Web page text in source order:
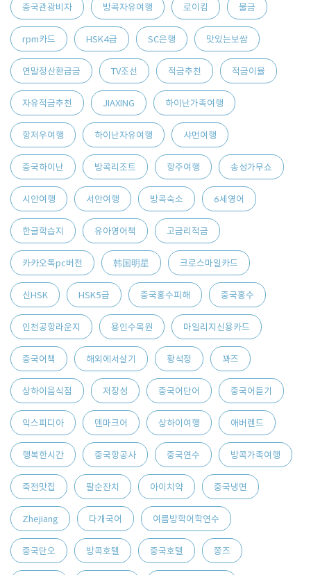
중국관광비자 방콕자유여행 로이킴 불금
rpm카드 HSK4급 SC은행 맛있는보쌈
연말정산환급금 TV조선 적금추천 적금이율
자유적금추천 JIAXING 하이난가족여행
항저우여행 하이난자유여행 샤먼여행
중국하이난 방콕리조트 항주여행 송성가무쇼
시안여행 서안여행 방콕숙소 6세영어
한글학습지 유아영어책 고금리적금
카카오톡pc버전 韩国明星 크로스마일카드
신HSK HSK5급 중국홍수피해 중국홍수
인천공항라운지 용인수목원 마일리지신용카드
중국어책 해외에서살기 황석정 꽈즈
상하이음식점 저장성 중국어단어 중국어듣기
익스피디아 덴마크어 상하이여행 애버렌드
행복한시간 중국항공사 중국연수 방콕가족여행
죽전맛집 팔순잔치 아이치약 중국냉면
Zhejiang 다개국어 여름방학어학연수
중국단오 방콕호텔 중국호텔 쫑즈